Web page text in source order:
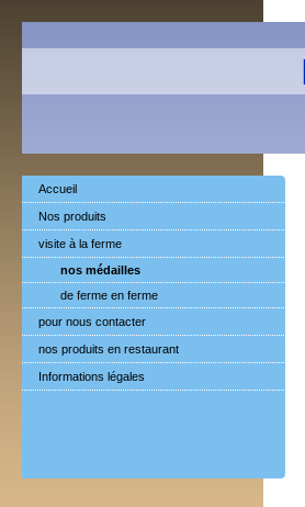
Accueil
Nos produits
visite à la ferme
nos médailles
de ferme en ferme
pour nous contacter
nos produits en restaurant
Informations légales